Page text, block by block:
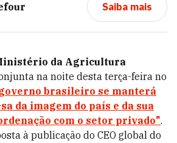
Saiba mais
da Agricultura
na noite desta terça-feira no
brasileiro se manterá
da imagem do país e da sua
com o setor privado".
à publicação do CEO global do